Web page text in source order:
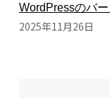
WordPressのバ
2025年11月26日